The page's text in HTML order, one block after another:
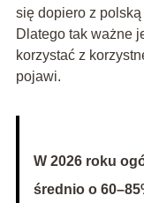
się dopiero z
Dlatego tak ważne
korzystać z
pojawi.
W 2026 roku
średnio o